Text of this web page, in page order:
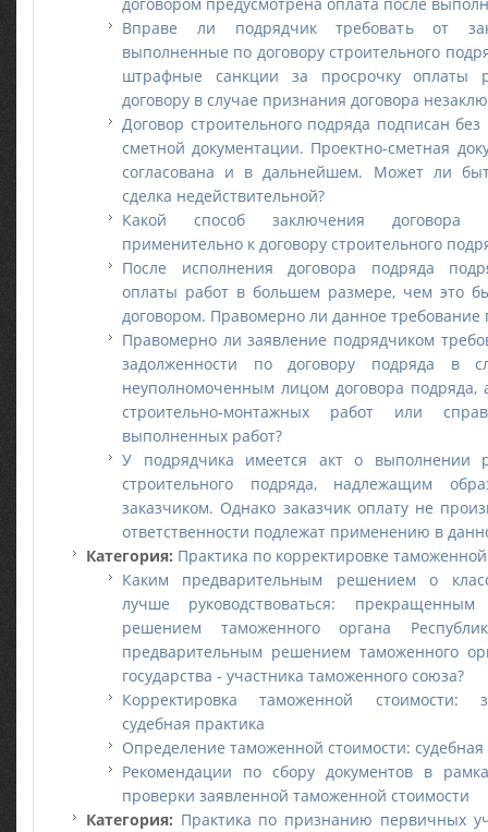
Вправе ли подрядчик требовать от
выполненные по договору строительного
штрафные санкции за просрочку оплаты
договору в случае признания договора
Договор строительного подряда подписан
сметной документации. Проектно-сметная
согласована и в дальнейшем. Может ли
сделка недействительной?
Какой способ заключения договора
применительно к договору строительного
После исполнения договора подряда
оплаты работ в большем размере, чем это
договором. Правомерно ли данное требование
Правомерно ли заявление подрядчиком
задолженности по договору подряда в
неуполномоченным лицом договора подряда,
строительно-монтажных работ или
выполненных работ?
У подрядчика имеется акт о выполнении
строительного подряда, надлежащим
заказчиком. Однако заказчик оплату не
ответственности подлежат применению в
Категория: Практика по корректировке
Каким предварительным решением о
лучше руководствоваться: прекращенным
решением таможенного органа
предварительным решением таможенного
государства - участника таможенного союза?
Корректировка таможенной стоимости:
судебная практика
Определение таможенной стоимости: судебная
Рекомендации по сбору документов в
проверки заявленной таможенной стоимости
Категория: Практика по признанию первичных